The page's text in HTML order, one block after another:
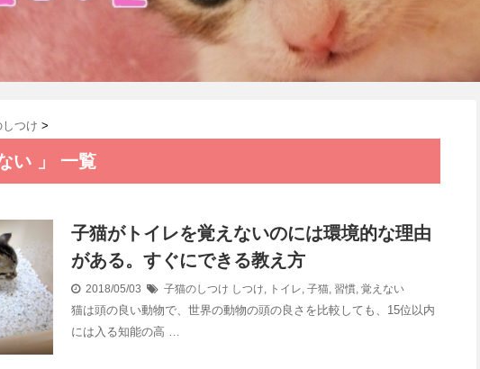
つけ >
い 」 一覧
子猫がトイレを覚えないのには環境的な理由
がある。すぐにできる教え方
2018/05/03 子猫のしつけ しつけ, トイレ, 子猫, 習慣, 覚えない
猫は頭の良い動物で、世界の動物の頭の良さを比較しても、15位以内
には入る知能の高 …